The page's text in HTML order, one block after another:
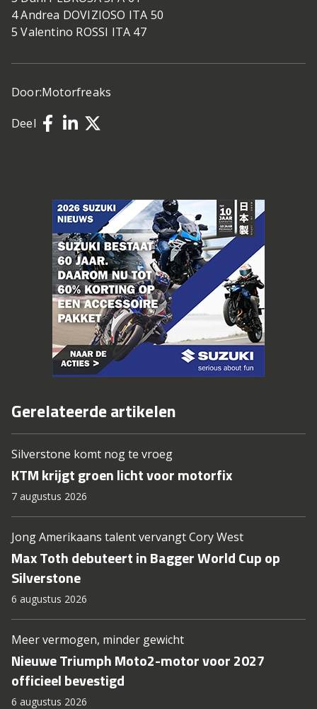
4 Andrea DOVIZIOSO ITA 50
5 Valentino ROSSI ITA 47
Door:Motorfreaks
Deel
Gerelateerde artikelen
Silverstone komt nog te vroeg
KTM krijgt groen licht voor motorfix
7 augustus 2026
Jong Amerikaans talent vervangt Cory West
Max Toth debuteert in Bagger World Cup op
Silverstone
6 augustus 2026
Meer vermogen, minder gewicht
Nieuwe Triumph Moto2-motor voor 2027
officieel bevestigd
6 augustus 2026